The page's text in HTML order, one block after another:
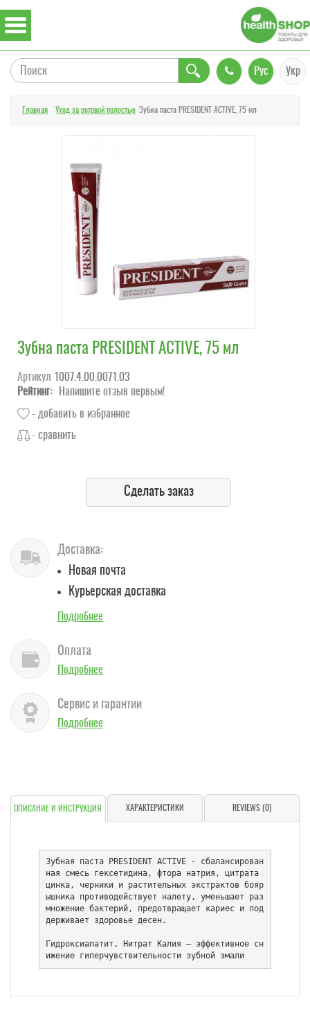
Рус Укр
Главная Уход за ротовой полостью Зубна паста PRESIDENT ACTIVE, 75 мл
Зубна паста PRESIDENT ACTIVE, 75 мл
Артикул 1007.4.00.0071.03
Рейтинг:
Напишите отзыв первым!
- добавить в избранное
- сравнить
Сделать заказ
Доставка:
Новая почта
Курьерская доставка
Подробнее
Оплата
Подробнее
Сервис и гарантии
Подробнее
ОПИСАНИЕ И ИНСТРУКЦИЯ ХАРАКТЕРИСТИКИ REVIEWS (0)
Зубная паста PRESIDENT ACTIVE - сбалансирован
ная смесь гексетидина, фтора натрия, цитрата
цинка, черники и растительных экстрактов бояр
ышника противодействует налету, уменьшает раз
множение бактерий, предотвращает кариес и под
держивает здоровье десен.
Гидроксиапатит, Нитрат Калия – эффективное сн
ижение гиперчувствительности зубной эмали